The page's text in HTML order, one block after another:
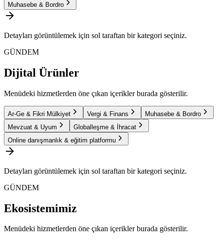
Muhasebe & Bordro
Detayları görüntülemek için sol taraftan bir kategori seçiniz.
GÜNDEM
Dijital Ürünler
Menüdeki hizmetlerden öne çıkan içerikler burada gösterilir.
Ar-Ge & Fikri Mülkiyet Vergi & Finans
Muhasebe & Bordro
Mevzuat & Uyum
Globalleşme & İhracat
Online danışmanlık & eğitim platformu
Detayları görüntülemek için sol taraftan bir kategori seçiniz.
GÜNDEM
Ekosistemimiz
Menüdeki hizmetlerden öne çıkan içerikler burada gösterilir.